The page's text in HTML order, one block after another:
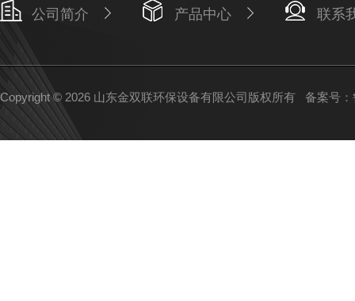
公司简介 产品中心 联系
Copyright © 2026 山东金双联环保设备有限公司版权所有 备案号